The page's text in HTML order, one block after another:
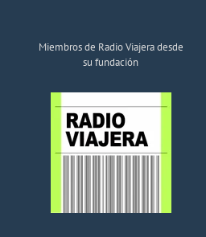
Miembros de Radio Viajera desde
su fundación